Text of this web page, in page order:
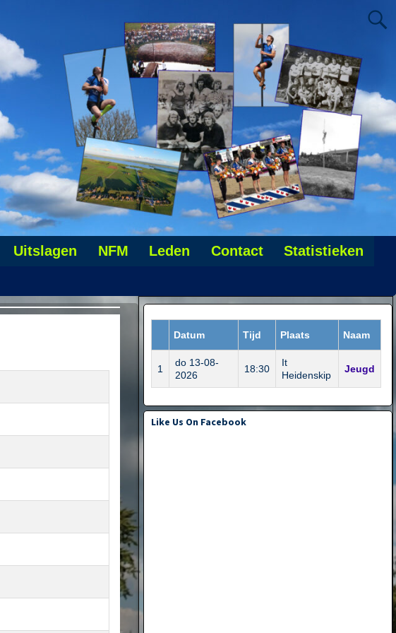
Uitslagen NFM Leden Contact
Statistieken
Datum Tijd Plaats Naam
1
do 13-08-
2026
18:30
It
Heidenskip
Jeugd
Like Us On Facebook